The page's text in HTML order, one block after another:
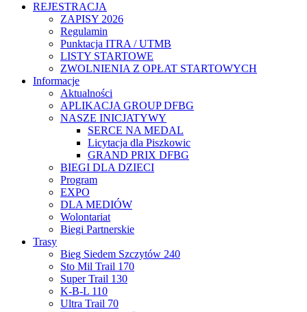
REJESTRACJA
ZAPISY 2026
Regulamin
Punktacja ITRA / UTMB
LISTY STARTOWE
ZWOLNIENIA Z OPŁAT STARTOWYCH
Informacje
Aktualności
APLIKACJA GROUP DFBG
NASZE INICJATYWY
SERCE NA MEDAL
Licytacja dla Piszkowic
GRAND PRIX DFBG
BIEGI DLA DZIECI
Program
EXPO
DLA MEDIÓW
Wolontariat
Biegi Partnerskie
Trasy
Bieg Siedem Szczytów 240
Sto Mil Trail 170
Super Trail 130
K-B-L 110
Ultra Trail 70